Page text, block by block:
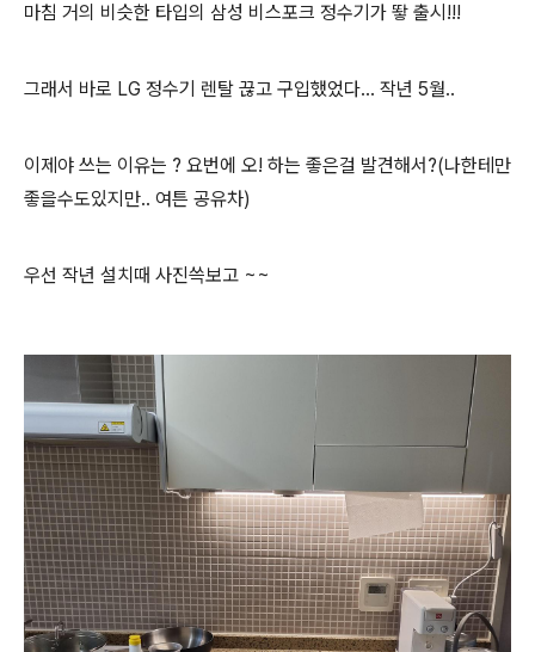
마침 거의 비슷한 타입의 삼성 비스포크 정수기가 뙇 출시!!!
그래서 바로 LG 정수기 렌탈 끊고 구입했었다... 작년 5월..
이제야 쓰는 이유는 ? 요번에 오! 하는 좋은걸 발견해서?(나한테만
좋을수도있지만.. 여튼 공유차)
우선 작년 설치때 사진쓱보고 ~~